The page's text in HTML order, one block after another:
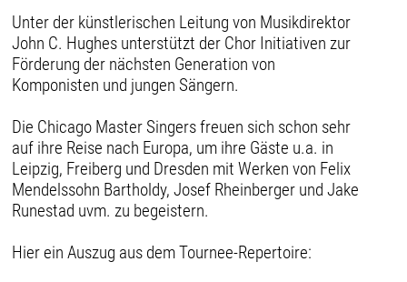
Unter der künstlerischen Leitung von Musikdirektor
John C. Hughes unterstützt der Chor Initiativen zur
Förderung der nächsten Generation von
Komponisten und jungen Sängern.
Die Chicago Master Singers freuen sich schon sehr
auf ihre Reise nach Europa, um ihre Gäste u.a. in
Leipzig, Freiberg und Dresden mit Werken von Felix
Mendelssohn Bartholdy, Josef Rheinberger und Jake
Runestad uvm. zu begeistern.
Hier ein Auszug aus dem Tournee-Repertoire: